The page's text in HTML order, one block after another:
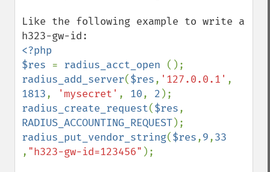
Like the following example to write a
<?php
$res = radius_acct_open
radius_add_server($res, '127.0.0.1'
1813, 'mysecret' , 10, 2
radius_create_request($res
RADIUS_ACCOUNTING_REQUEST
radius_put_vendor_string($res,9,
, "h323-gw-id=123456" );